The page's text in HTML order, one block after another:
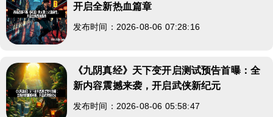
开启全新热血篇章
发布时间：2026-08-06 07:28:16
《九阴真经》天下变开启测试预告首曝：全
新内容震撼来袭，开启武侠新纪元
发布时间：2026-08-06 05:58:47